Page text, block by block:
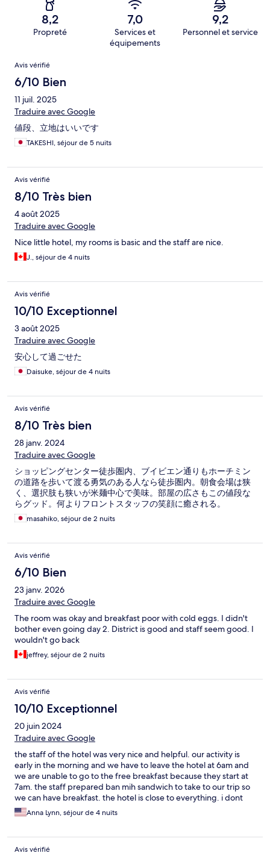
8,2
Propreté
7,0
Services et
équipements
9,2
Personnel et service
Avis
Avis vérifié
6/10 Bien
11 juil. 2025
Traduire avec Google
値段、立地はいいです
TAKESHI, séjour de 5 nuits
Avis vérifié
8/10 Très bien
4 août 2025
Traduire avec Google
Nice little hotel, my rooms is basic and the staff are nice.
J., séjour de 4 nuits
Avis vérifié
10/10 Exceptionnel
3 août 2025
Traduire avec Google
安心して過ごせた
Daisuke, séjour de 4 nuits
Avis vérifié
8/10 Très bien
28 janv. 2024
Traduire avec Google
ショッピングセンター徒歩圏内、ブイビエン通りもホーチミン
の道路を歩いて渡る勇気のある人なら徒歩圏内。朝食会場は狭
く、選択肢も狭いが米麺中心で美味。部屋の広さもこの値段な
らグッド。何よりフロントスタッフの笑顔に癒される。
masahiko, séjour de 2 nuits
Avis vérifié
6/10 Bien
23 janv. 2026
Traduire avec Google
The room was okay and breakfast poor with cold eggs. I didn't
bother even going day 2. District is good and staff seem good. I
wouldn't go back
jeffrey, séjour de 2 nuits
Avis vérifié
10/10 Exceptionnel
20 juin 2024
Traduire avec Google
the staff of the hotel was very nice and helpful. our activity is
early in the morning and we have to leave the hotel at 6am and
we are unable to go to the free breakfast because they start at
7am. the staff prepared ban mih sandwich to take to our trip so
we can have breakfast. the hotel is close to everything. i dont
mind staying in the hotel again
Anna Lynn, séjour de 4 nuits
Avis vérifié